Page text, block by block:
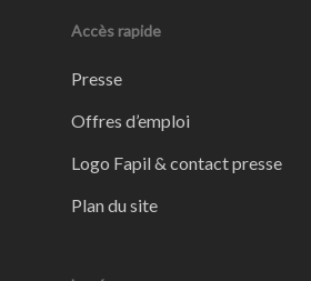
Accès rapide
Presse
Offres d’emploi
Logo Fapil & contact presse
Plan du site